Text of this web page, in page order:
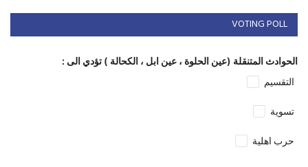
VOTING POLL
الحوادث المتنقلة (عين الحلوة ، عين ابل ، الكحالة ) تؤدي الى :
التقسيم
تسوية
حرب اهلية